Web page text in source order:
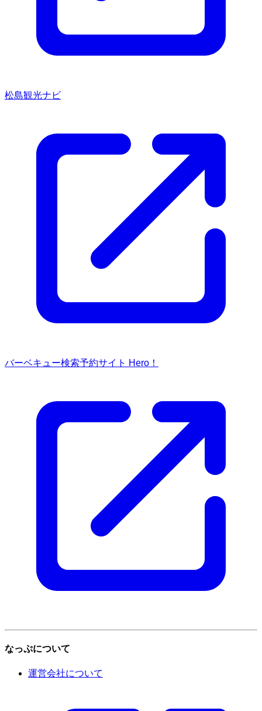
松島観光ナビ
バーベキュー検索予約サイト Hero！
なっぷについて
運営会社について